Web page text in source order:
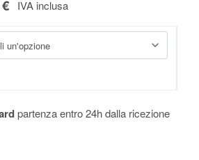
€ IVA inclusa
partenza entro 24h dalla ricezione